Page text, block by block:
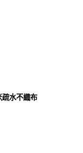
水不織布